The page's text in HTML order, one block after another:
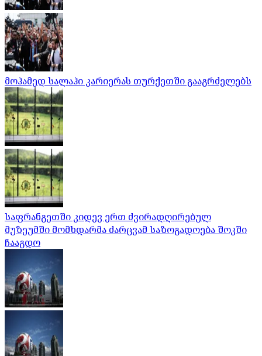
მოჰამედ სალაჰი კარიერას თურქეთში გააგრძელებს
საფრანგეთში კიდევ ერთ ძვირადღირებულ
მუზეუმში მომხდარმა ძარცვამ საზოგადოება შოკში
ჩააგდო